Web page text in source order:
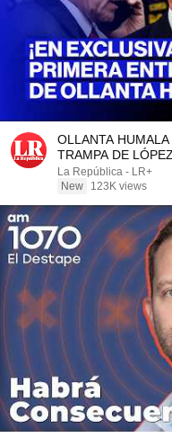
OLLANTA
TRAMPA DE
ROSA MARÍA
La República - LR+
New
123K views